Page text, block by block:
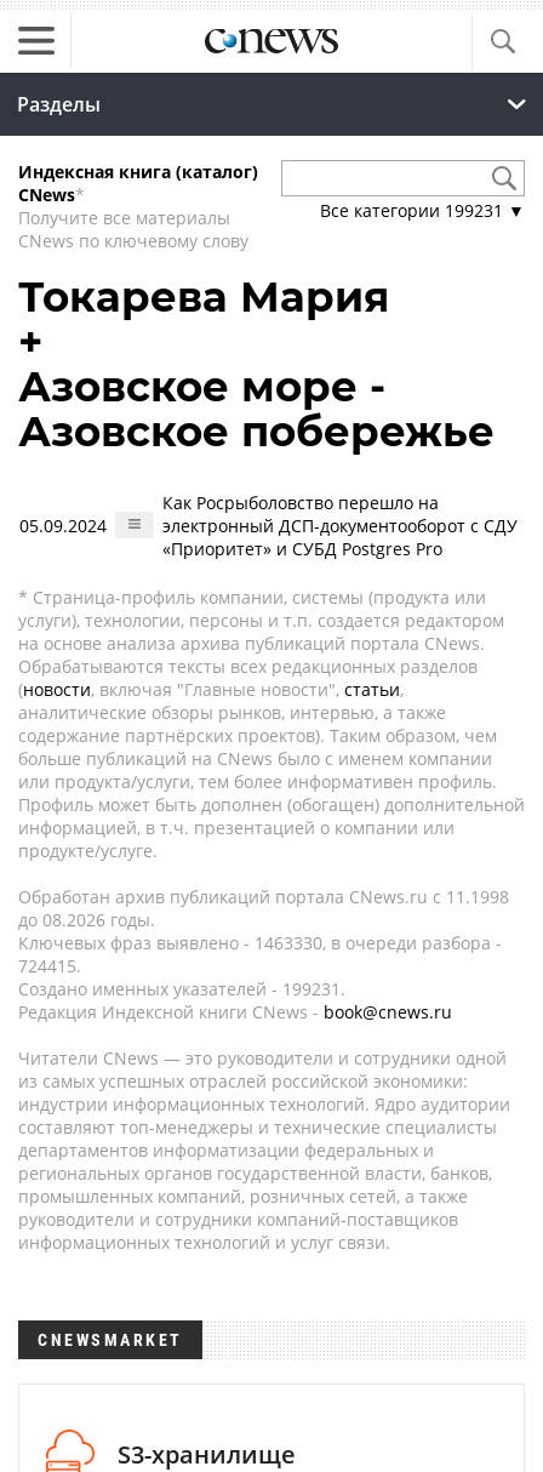
Разделы
Индексная книга (каталог)
CNews*
Получите все материалы
CNews по ключевому слову
Все категории 199231 ▼
Токарева Мария
+
Азовское море -
Азовское побережье
05.09.2024
Как Росрыболовство перешло на
электронный ДСП-документооборот с СДУ
«Приоритет» и СУБД Postgres Pro
* Страница-профиль компании, системы (продукта или
услуги), технологии, персоны и т.п. создается редактором
на основе анализа архива публикаций портала CNews.
Обрабатываются тексты всех редакционных разделов
(новости, включая "Главные новости", статьи,
аналитические обзоры рынков, интервью, а также
содержание партнёрских проектов). Таким образом, чем
больше публикаций на CNews было с именем компании
или продукта/услуги, тем более информативен профиль.
Профиль может быть дополнен (обогащен) дополнительной
информацией, в т.ч. презентацией о компании или
продукте/услуге.
Обработан архив публикаций портала CNews.ru c 11.1998
до 08.2026 годы.
Ключевых фраз выявлено - 1463330, в очереди разбора -
724415.
Создано именных указателей - 199231.
Редакция Индексной книги CNews - book@cnews.ru
Читатели CNews — это руководители и сотрудники одной
из самых успешных отраслей российской экономики:
индустрии информационных технологий. Ядро аудитории
составляют топ-менеджеры и технические специалисты
департаментов информатизации федеральных и
региональных органов государственной власти, банков,
промышленных компаний, розничных сетей, а также
руководители и сотрудники компаний-поставщиков
информационных технологий и услуг связи.
CNEWSMARKET
S3-хранилище